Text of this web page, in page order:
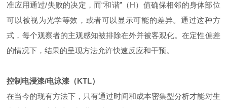
准应用通过/失败的决定，而“和谐”（H）值确保相邻的身体部位
可以被视为光学等效，或者可以显示可能的差异。通过这种方
式，每个观察者的主观感知被排除在外并被客观化。在定性偏差
的情况下，结果的呈现方法允许快速反应和干预。
控制电浸漆/电泳漆（KTL）
在当今的现有方法下，只有通过时间和成本密集型分析才能对生